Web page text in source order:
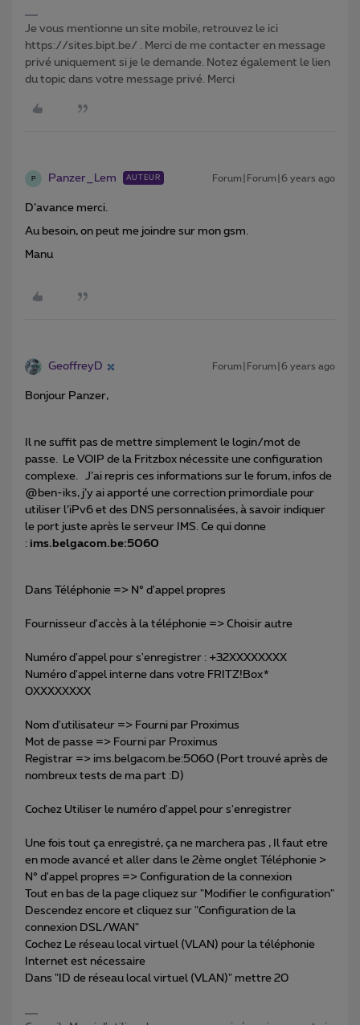
Je vous mentionne un site mobile, retrouvez le ici
https://sites.bipt.be/ . Merci de me contacter en message
privé uniquement si je le demande. Notez également le lien
du topic dans votre message privé. Merci
P Panzer_Lem AUTEUR Forum|Forum|6 years ago
D’avance merci.
Au besoin, on peut me joindre sur mon gsm.
Manu
GeoffreyD Forum|Forum|6 years ago
Bonjour Panzer,
Il ne suffit pas de mettre simplement le login/mot de
passe. Le VOIP de la Fritzbox nécessite une configuration
complexe. J’ai repris ces informations sur le forum, infos de
@ben-iks, j’y ai apporté une correction primordiale pour
utiliser l’iPv6 et des DNS personnalisées, à savoir indiquer
le port juste après le serveur IMS. Ce qui donne
: ims.belgacom.be:5060
Dans Téléphonie => N° d'appel propres
Fournisseur d'accès à la téléphonie => Choisir autre
Numéro d'appel pour s'enregistrer : +32XXXXXXXX
Numéro d'appel interne dans votre FRITZ!Box*
0XXXXXXXX
Nom d'utilisateur => Fourni par Proximus
Mot de passe => Fourni par Proximus
Registrar => ims.belgacom.be:5060 (Port trouvé après de
nombreux tests de ma part :D)
Cochez Utiliser le numéro d'appel pour s'enregistrer
Une fois tout ça enregistré, ça ne marchera pas , Il faut etre
en mode avancé et aller dans le 2ème onglet Téléphonie >
N° d'appel propres => Configuration de la connexion
Tout en bas de la page cliquez sur "Modifier le configuration"
Descendez encore et cliquez sur "Configuration de la
connexion DSL/WAN"
Cochez Le réseau local virtuel (VLAN) pour la téléphonie
Internet est nécessaire
Dans "ID de réseau local virtuel (VLAN)" mettre 20